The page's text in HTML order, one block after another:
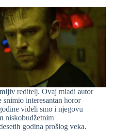
reditelj. Ovaj mladi autor
interesantan horor
videli smo i njegovu
niskobudžetnim
godina prošlog veka.